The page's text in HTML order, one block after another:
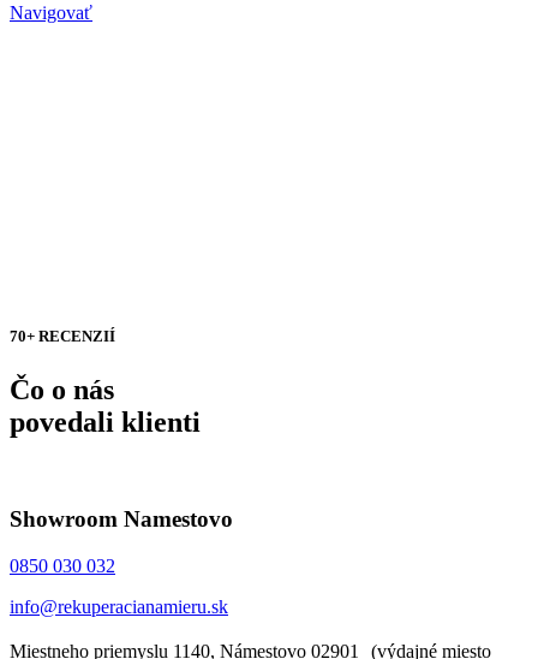
Navigovať
70+ RECENZIÍ
Čo o nás
povedali klienti
Showroom Namestovo
0850 030 032
info@rekuperacianamieru.sk
Miestneho priemyslu 1140, Námestovo 02901 (výdajné miesto